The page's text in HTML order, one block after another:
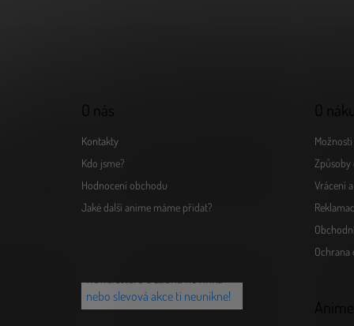
O nás
Kontakty
Kdo jsme?
Hodnocení obchodu
Jaké další anime máme přidat?
O
Vrácení
Ochrana
Newsletteru a žádná novinka
nebo slevová akce ti neunikne!